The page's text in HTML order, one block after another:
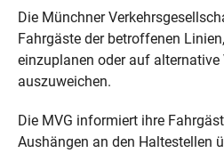
Die Münchner
Fahrgäste der betroffenen
einzuplanen oder auf alternative
auszuweichen.
Die MVG informiert ihre
Aushängen an den Haltestellen